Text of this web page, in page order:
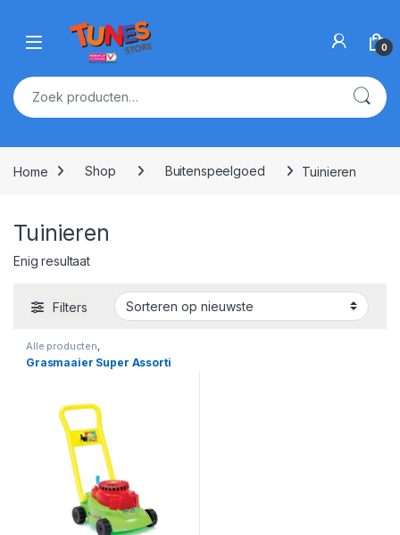
Open 0
Zoeken naar:
Home Shop Buitenspeelgoed Tuinieren
Tuinieren
Enig resultaat
Filters
Alle producten,
Buitenspeelgoed Tuinieren
Grasmaaier Super Assorti